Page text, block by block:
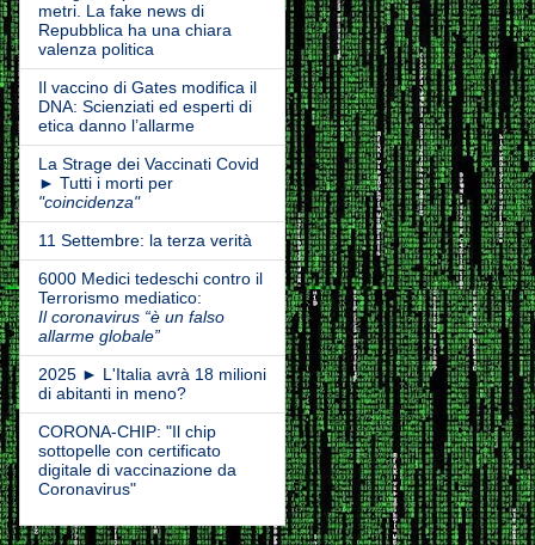
metri. La fake news di
Repubblica ha una chiara
valenza politica
Il vaccino di Gates modifica il
DNA: Scienziati ed esperti di
etica danno l’allarme
La Strage dei Vaccinati Covid
► Tutti i morti per
"coincidenza"
11 Settembre: la terza verità
6000 Medici tedeschi contro il
Terrorismo mediatico:
Il coronavirus “è un falso
allarme globale”
2025 ► L'Italia avrà 18 milioni
di abitanti in meno?
CORONA-CHIP: "Il chip
sottopelle con certificato
digitale di vaccinazione da
Coronavirus"